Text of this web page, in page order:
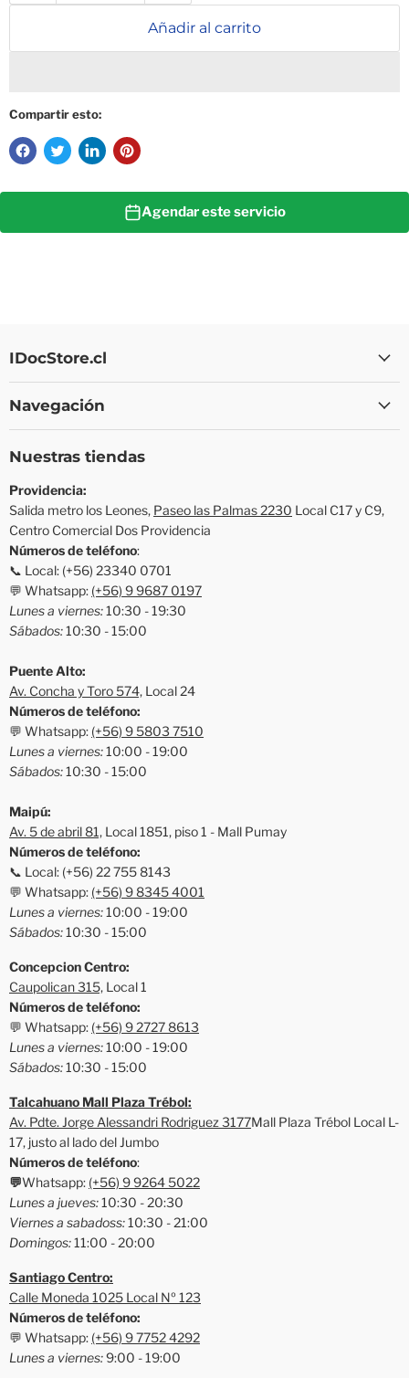
Añadir al carrito
Compartir esto:
Agendar este servicio
IDocStore.cl
Navegación
Nuestras tiendas
Providencia:
Salida metro los Leones, Paseo las Palmas 2230 Local C17 y C9,
Centro Comercial Dos Providencia
Números de teléfono:
📞 Local: (+56) 23340 0701
💬 Whatsapp: (+56) 9 9687 0197
Lunes a viernes:10:30 - 19:30
Sábados:10:30 - 15:00
Puente Alto:
Av. Concha y Toro 574, Local 24
Números de teléfono:
💬 Whatsapp: (+56) 9 5803 7510
Lunes a viernes:10:00 - 19:00
Sábados:10:30 - 15:00
Maipú:
Av. 5 de abril 81, Local 1851, piso 1 - Mall Pumay
Números de teléfono:
📞 Local: (+56) 22 755 8143
💬 Whatsapp: (+56) 9 8345 4001
Lunes a viernes:10:00 - 19:00
Sábados:10:30 - 15:00
Concepcion Centro:
Caupolican 315, Local 1
Números de teléfono:
💬 Whatsapp: (+56) 9 2727 8613
Lunes a viernes:10:00 - 19:00
Sábados:10:30 - 15:00
Talcahuano Mall Plaza Trébol:
Av. Pdte. Jorge Alessandri Rodriguez 3177Mall Plaza Trébol Local L-
17, justo al lado del Jumbo
Números de teléfono:
💬Whatsapp: (+56) 9 9264 5022
Lunes a jueves:10:30 - 20:30
Viernes a sabadoss:10:30 - 21:00
Domingos:11:00 - 20:00
Santiago Centro:
Calle Moneda 1025 Local Nº 123
Números de teléfono:
💬 Whatsapp: (+56) 9 7752 4292
Lunes a viernes:9:00 - 19:00